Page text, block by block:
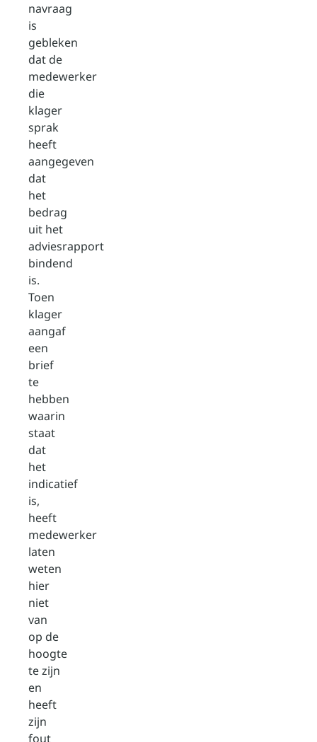
navraag
is
gebleken
dat de
medewerker
die
klager
sprak
heeft
aangegeven
dat
het
bedrag
uit het
adviesrapport
bindend
is.
Toen
klager
aangaf
een
brief
te
hebben
waarin
staat
dat
het
indicatief
is,
heeft
medewerker
laten
weten
hier
niet
van
op de
hoogte
te zijn
en
heeft
zijn
fout